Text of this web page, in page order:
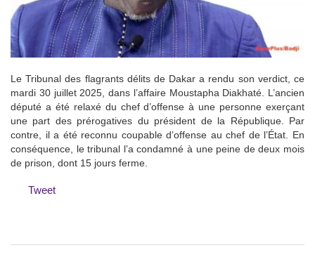
Le Tribunal des flagrants délits de Dakar a rendu son verdict, ce
mardi 30 juillet 2025, dans l’affaire Moustapha Diakhaté. L’ancien
député a été relaxé du chef d’offense à une personne exerçant
une part des prérogatives du président de la République. Par
contre, il a été reconnu coupable d’offense au chef de l’État. En
conséquence, le tribunal l’a condamné à une peine de deux mois
de prison, dont 15 jours ferme.
Tweet